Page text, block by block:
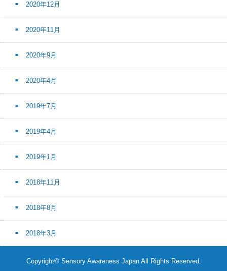
2020年12月
2020年11月
2020年9月
2020年4月
2019年7月
2019年4月
2019年1月
2018年11月
2018年8月
2018年3月
Copyright© Sensory Awareness Japan All Rights Reserved.